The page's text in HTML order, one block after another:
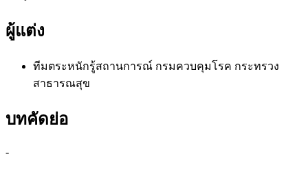
ผู้แต่ง
ทีมตระหนักรู้สถานการณ์ กรมควบคุมโรค กระทรวง
สาธารณสุข
บทคัดย่อ
-